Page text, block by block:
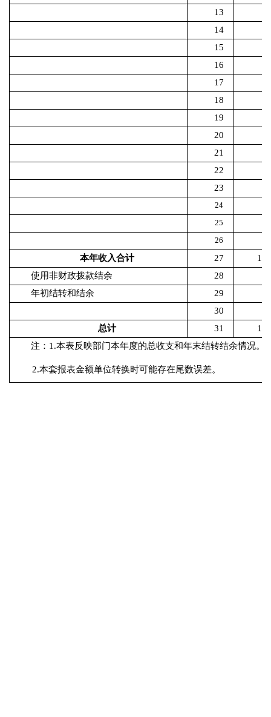
13
14
15
16
17
18
19
20
21
22
23
24
25
26
本年收入合计 27
使用非财政拨款结余
28
年初结转和结余
29
30
总计
31
注： 1.本表反映部门本年度的总收支和年末结转结余情况。
2.本套报表金额单位转换时可能存在尾数误差。